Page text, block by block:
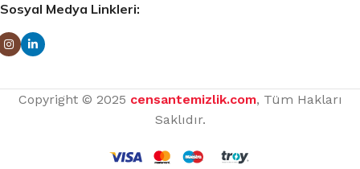
Sosyal Medya Linkleri:
Copyright © 2025 censantemizlik.com, Tüm Hakları
Saklıdır.
Bu